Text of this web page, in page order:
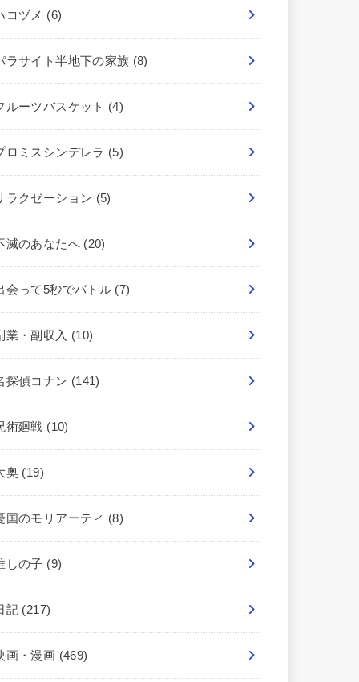
コヅメ (6)
ラサイト半地下の家族 (8)
ルーツバスケット (4)
ロミスシンデレラ (5)
ラクゼーション (5)
滅のあなたへ (20)
会って5秒でバトル (7)
業・副収入 (10)
探偵コナン (141)
術廻戦 (10)
奥 (19)
国のモリアーティ (8)
しの子 (9)
記 (217)
画・漫画 (469)